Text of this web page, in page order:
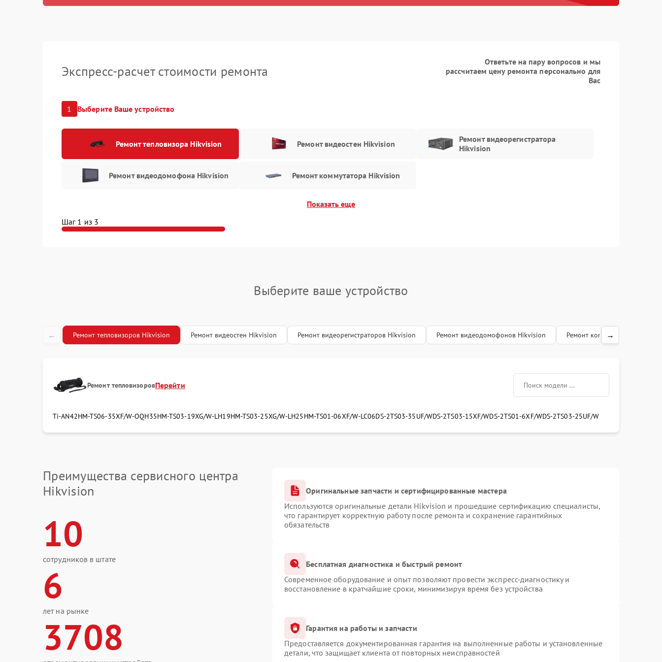
Замена шим контроллера
Ремонт платы управления
40 мин 1 год 750 рублей Заказать
Замена объективов с улучшением
50 мин 3 года
60 мин
Ремонт капиллярной трубки
Экспресс-расчет стоимости ремонта
Ответьте на пару вопросов и мы
рассчитаем цену ремонта персонально для
Вас
1 Выберите Ваше устройство
Ремонт тепловизора Hikvision Ремонт видеостен Hikvision
Ремонт видеорегистратора
Hikvision
Ремонт видеодомофона Hikvision Ремонт коммутатора Hikvision
Показать еще
Шаг 1 из 3
Выберите ваше устройство
← Ремонт тепловизоров Hikvision Ремонт видеостен Hikvision Ремонт видеорегистраторов Hikvision Ремонт видеодомофонов Hikvision Ремонт коммутаторов
→
Ремонт тепловизоровПерейти
Ti-AN42HM-TS06-35XF/W-OQH35HM-TS03-19XG/W-LH19HM-TS03-25XG/W-LH25HM-TS01-06XF/W-LC06DS-2TS03-35UF/WDS-2TS03-15XF/WDS-2TS01-6XF/WDS-2TS03-25UF/W
Преимущества сервисного центра
Hikvision
10
сотрудников в штате
6
лет на рынке
3708
Оригинальные запчасти и сертифицированные мастера
Используются оригинальные детали Hikvision и прошедшие сертификацию специалисты,
что гарантирует корректную работу после ремонта и сохранение гарантийных
обязательств
Бесплатная диагностика и быстрый ремонт
Современное оборудование и опыт позволяют провести экспресс-диагностику и
восстановление в кратчайшие сроки, минимизируя время без устройства
Гарантия на работы и запчасти
Предоставляется документированная гарантия на выполненные работы и установленные
детали, что защищает клиента от повторных неисправностей